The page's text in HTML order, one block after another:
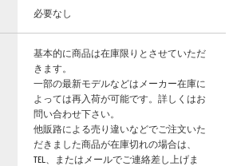
必要なし
基本的に商品は在庫限りとさせていただ
きます。
一部の最新モデルなどはメーカー在庫に
よっては再入荷が可能です。詳しくはお
問い合わせ下さい。
他販路による売り違いなどでご注文いた
だきました商品が在庫切れの場合は、
TEL、またはメールでご連絡差し上げま